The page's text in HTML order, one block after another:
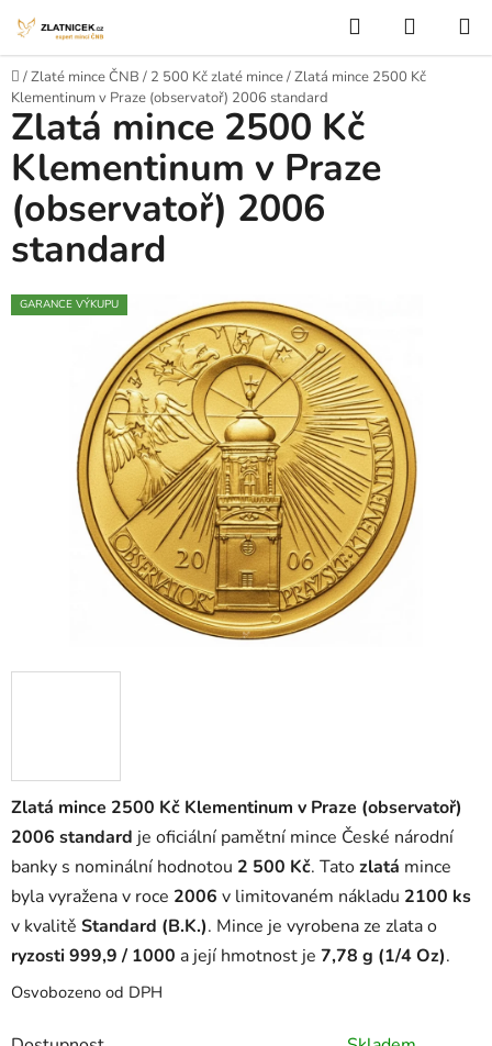
Hledat
Domů
/Zlaté mince ČNB / 2 500 Kč zlaté mince/Zlatá mince 2500 Kč
Klementinum v Praze (observatoř) 2006 standard
Zlatá mince 2500 Kč Klementinum v Praze (observatoř)
2006 standard je oficiální pamětní mince České národní
banky s nominální hodnotou 2 500 Kč. Tatozlatá mince
byla vyražena v roce 2006 v limitovaném nákladu 2100 ks
v kvalitě Standard (B.K.). Mince je vyrobena ze zlata o
ryzosti 999,9 / 1000 a její hmotnost je 7,78 g (1/4 Oz).
Osvobozeno od DPH
Zlatá mince 2500 Kč
Klementinum v Praze
(observatoř) 2006
standard
GARANCE VÝKUPU